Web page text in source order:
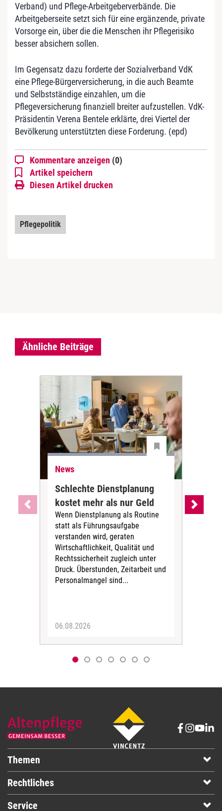
Verband) und Pflege-Arbeitgeberverbände. Die
Arbeitgeberseite setzt sich für eine ergänzende, private
Vorsorge ein, über die die Menschen ihr Pflegerisiko
besser absichern sollen.
Im Gegensatz dazu forderte der Sozialverband VdK
eine Pflege-Bürgerversicherung, in die auch Beamte
und Selbstständige einzahlen, um die
Pflegeversicherung finanziell breiter aufzustellen. VdK-
Präsidentin Verena Bentele erklärte, drei Viertel der
Bevölkerung unterstützten diese Forderung. (epd)
Kommentare anzeigen (0)
Artikel speichern
Diesen Artikel drucken
Pflegepolitik
Ähnliche Beiträge
News
Schlechte Dienstplanung
kostet mehr als nur Geld
Wenn Dienstplanung als Routine
statt als Führungsaufgabe
verstanden wird, geraten
Wirtschaftlichkeit, Qualität und
Rechtssicherheit zugleich unter
Druck. Überstunden, Zeitarbeit und
Personalmangel sind...
06.08.2026
Themen
Rechtliches
Service